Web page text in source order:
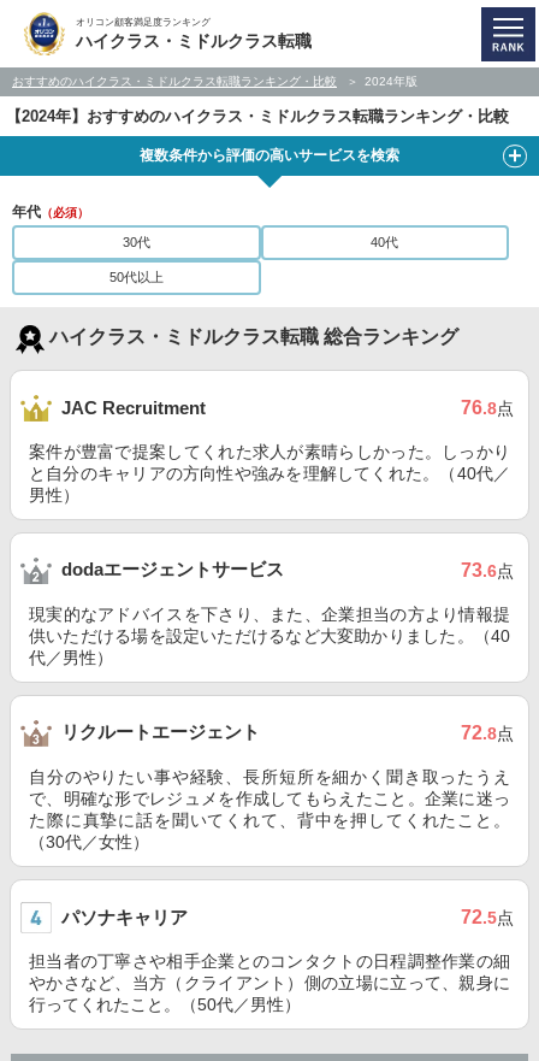
オリコン顧客満足度ランキング
ハイクラス・ミドルクラス転職
おすすめのハイクラス・ミドルクラス転職ランキング・比較 2024年版
【2024年】おすすめのハイクラス・ミドルクラス転職ランキング・比較
複数条件から評価の高いサービスを検索
年代 （必須）
30代 40代
50代以上
ハイクラス・ミドルクラス転職 総合ランキング
JAC Recruitment 76.8点
案件が豊富で提案してくれた求人が素晴らしかった。しっかり
と自分のキャリアの方向性や強みを理解してくれた。（40代／
男性）
dodaエージェントサービス 73.6点
現実的なアドバイスを下さり、また、企業担当の方より情報提
供いただける場を設定いただけるなど大変助かりました。（40
代／男性）
リクルートエージェント 72.8点
自分のやりたい事や経験、長所短所を細かく聞き取ったうえ
で、明確な形でレジュメを作成してもらえたこと。企業に迷っ
た際に真摯に話を聞いてくれて、背中を押してくれたこと。
（30代／女性）
パソナキャリア 72.5点
担当者の丁寧さや相手企業とのコンタクトの日程調整作業の細
やかさなど、当方（クライアント）側の立場に立って、親身に
行ってくれたこと。（50代／男性）